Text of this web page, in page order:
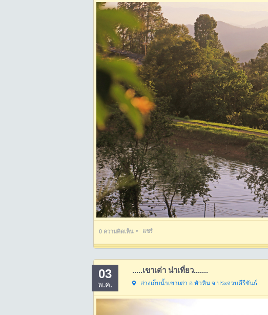
0ความคิดเห็น• แชร์
03
พ.ค.
.....เขาเต่า น่าเที่ยว.......
อ่างเก็บน้ำเขาเต่า อ.หัวหิน จ.ประจวบคีรีขันธ์